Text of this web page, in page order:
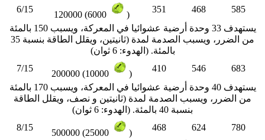
6/15
120000 (6000 )
351 468
585
يستهدف 33 وحدة أرضية عشوائيا في المعركة، ويسبب 150 بالمئة
من الضرر، ويسبب الصدمة لمدة (ثانيتين، ويقلل الطاقة بنسبة 35
بالمئة. (الهدوء: 6 ثوان)
7/15
200000 (10000 )
410 546
683
يستهدف 40 وحدة أرضية عشوائيا في المعركة، ويسبب 170 بالمئة
من الضرر، ويسبب الصدمة لمدة (ثانيتين و نصف، ويقلل الطاقة
بنسبة 40 بالمئة. (الهدوء: 6 ثوان)
8/15
500000 (25000 )
468 624
780